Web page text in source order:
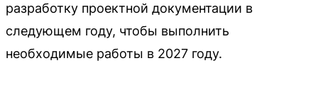
разработку проектной документации в
следующем году, чтобы выполнить
необходимые работы в 2027 году.